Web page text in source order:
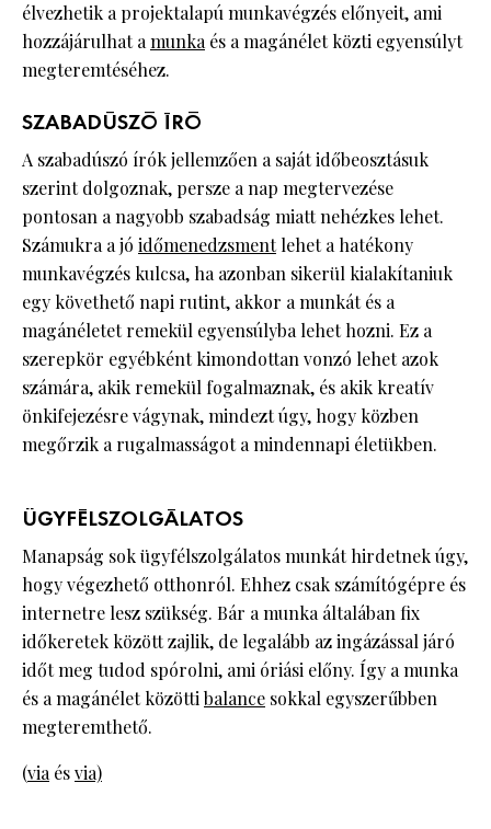
élvezhetik a projektalapú munkavégzés előnyeit, ami
hozzájárulhat amunkaés a magánélet közti egyensúlyt
megteremtéséhez.
SZABADÚSZÓ ÍRÓ
A szabadúszó írók jellemzően a saját időbeosztásuk
szerint dolgoznak, persze a nap megtervezése
pontosan a nagyobb szabadság miatt nehézkes lehet.
Számukra a jó időmenedzsmentlehet a hatékony
munkavégzés kulcsa, ha azonban sikerül kialakítaniuk
egy követhető napi rutint, akkor a munkát és a
magánéletet remekül egyensúlyba lehet hozni. Ez a
szerepkör egyébként kimondottan vonzó lehet azok
számára, akik remekül fogalmaznak, és akik kreatív
önkifejezésre vágynak, mindezt úgy, hogy közben
megőrzik a rugalmasságot a mindennapi életükben.
ÜGYFÉLSZOLGÁLATOS
Manapság sok ügyfélszolgálatos munkát hirdetnek úgy,
hogy végezhető otthonról. Ehhez csak számítógépre és
internetre lesz szükség. Bár a munka általában fix
időkeretek között zajlik, de legalább az ingázással járó
időt meg tudod spórolni, ami óriási előny. Így a munka
és a magánélet közöttibalance sokkal egyszerűbben
megteremthető.
(viaésvia)